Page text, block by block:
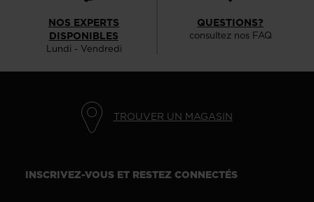
NOS EXPERTS
DISPONIBLES
Lundi - Vendredi
QUESTIONS?
consultez nos FAQ
TROUVER UN MAGASIN
INSCRIVEZ-VOUS ET RESTEZ CONNECTÉS